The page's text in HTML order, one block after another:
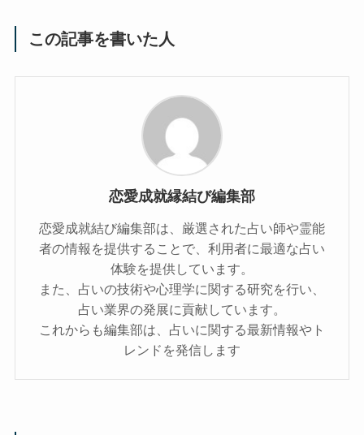
この記事を書いた人
恋愛成就縁結び編集部
恋愛成就結び編集部は、厳選された占い師や霊能
者の情報を提供することで、利用者に最適な占い
体験を提供しています。
また、占いの技術や心理学に関する研究を行い、
占い業界の発展に貢献しています。
これからも編集部は、占いに関する最新情報やト
レンドを発信します